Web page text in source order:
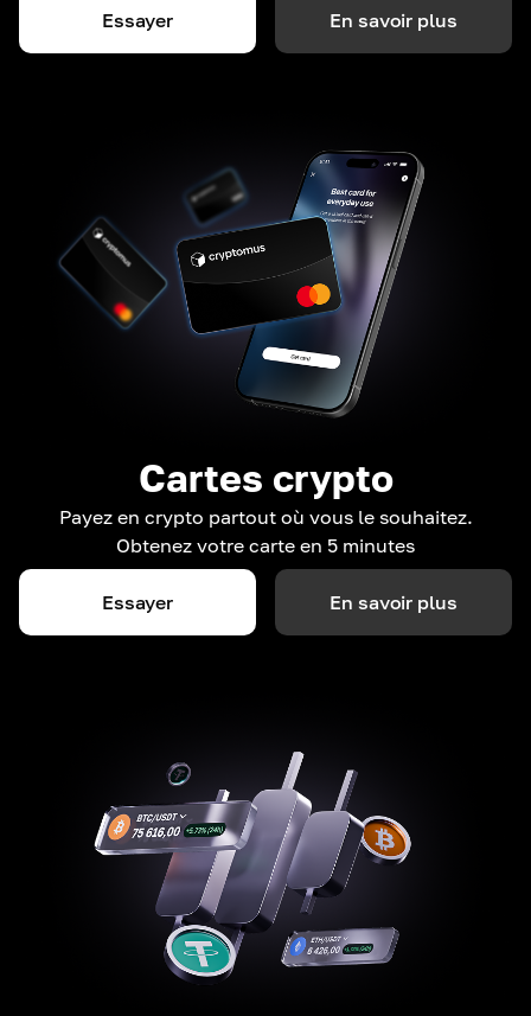
Essayer En savoir plus
Cartes crypto
Payez en crypto partout où vous le souhaitez.
Obtenez votre carte en 5 minutes
Essayer En savoir plus